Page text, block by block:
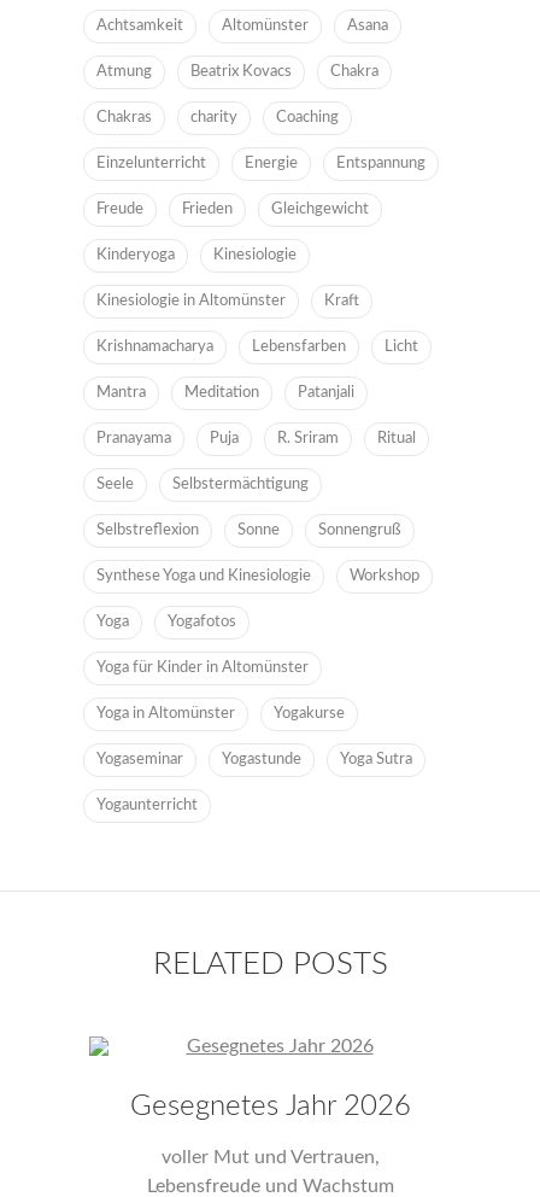
Achtsamkeit Altomünster Asana
Atmung Beatrix Kovacs Chakra
Chakras charity Coaching
Einzelunterricht Energie Entspannung
Freude Frieden Gleichgewicht
Kinderyoga Kinesiologie
Kinesiologie in Altomünster Kraft
Krishnamacharya Lebensfarben Licht
Mantra Meditation Patanjali
Pranayama Puja R. Sriram Ritual
Seele Selbstermächtigung
Selbstreflexion Sonne Sonnengruß
Synthese Yoga und Kinesiologie Workshop
Yoga Yogafotos
Yoga für Kinder in Altomünster
Yoga in Altomünster Yogakurse
Yogaseminar Yogastunde Yoga Sutra
Yogaunterricht
RELATED POSTS
Gesegnetes Jahr 2026
voller Mut und Vertrauen,
Lebensfreude und Wachstum